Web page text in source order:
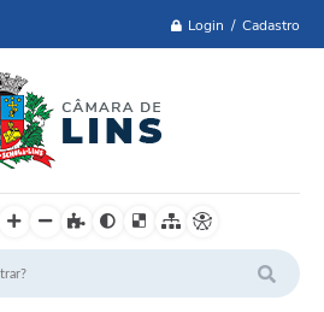
Login / Cadastro